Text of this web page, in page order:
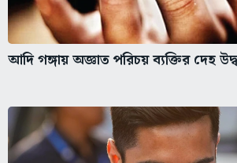
আদি গঙ্গায় অজ্ঞাত পরিচয় ব্যক্তির দেহ